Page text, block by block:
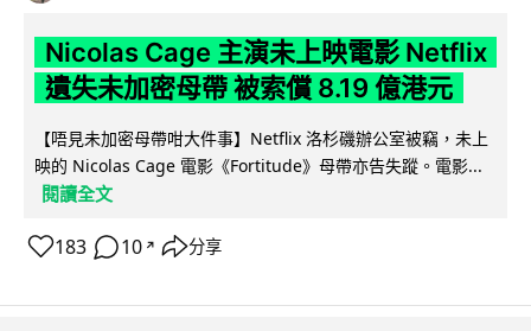
Nicolas Cage 主演未上映電影 Netflix
遺失未加密母帶 被索償 8.19 億港元
【唔見未加密母帶咁大件事】Netflix 洛杉磯辦公室被竊，未上
映的 Nicolas Cage 電影《Fortitude》母帶亦告失蹤。電影...
閱讀全文
183 10 ↗ 分享